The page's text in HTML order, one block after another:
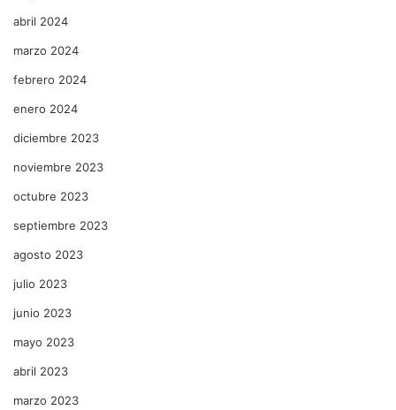
abril 2024
marzo 2024
febrero 2024
enero 2024
diciembre 2023
noviembre 2023
octubre 2023
septiembre 2023
agosto 2023
julio 2023
junio 2023
mayo 2023
abril 2023
marzo 2023